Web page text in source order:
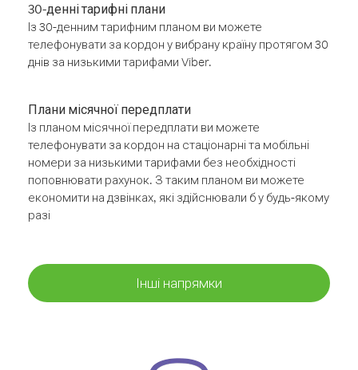
30-денні тарифні плани
Із 30-денним тарифним планом ви можете
телефонувати за кордон у вибрану країну протягом 30
днів за низькими тарифами Viber.
Плани місячної передплати
Із планом місячної передплати ви можете
телефонувати за кордон на стаціонарні та мобільні
номери за низькими тарифами без необхідності
поповнювати рахунок. З таким планом ви можете
економити на дзвінках, які здійснювали б у будь-якому
разі
Інші напрямки